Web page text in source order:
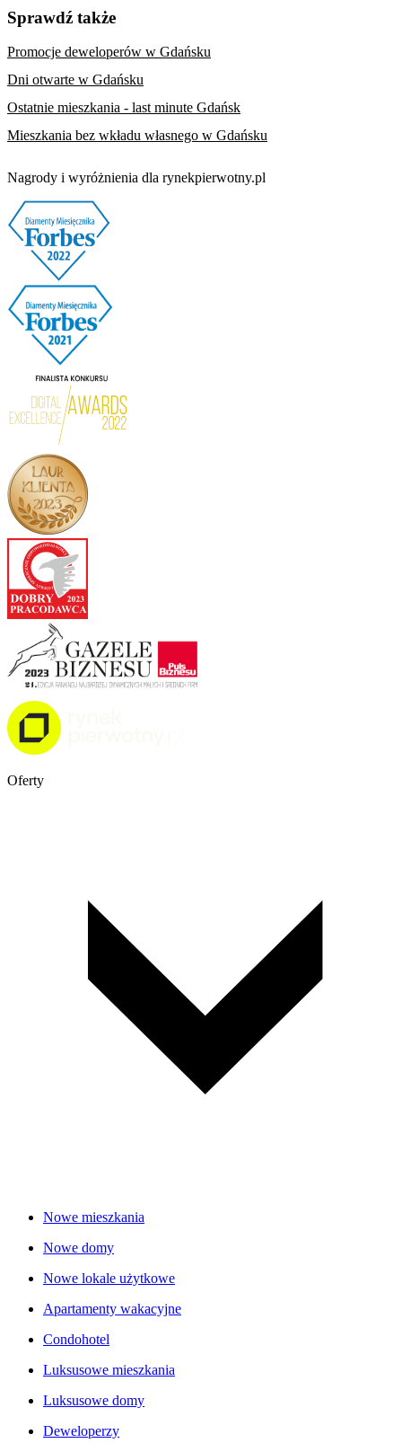
Sprawdź także
Promocje deweloperów w Gdańsku
Dni otwarte w Gdańsku
Ostatnie mieszkania - last minute Gdańsk
Mieszkania bez wkładu własnego w Gdańsku
Nagrody i wyróżnienia dla rynekpierwotny.pl
Oferty
Nowe mieszkania
Nowe domy
Nowe lokale użytkowe
Apartamenty wakacyjne
Condohotel
Luksusowe mieszkania
Luksusowe domy
Deweloperzy